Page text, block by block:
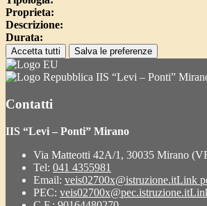
Proprieta:
Descrizione:
Durata:
Accetta tutti Salva le preferenze
IIS “Levi – Ponti”
Contatti
IIS “Levi – Ponti” Mirano
Via Matteotti 42A/1, 30035 Mirano
Tel: 041 4355981
Email: veis02700x@istruzione.itLink
PEC: veis02700x@pec.istruzione.it